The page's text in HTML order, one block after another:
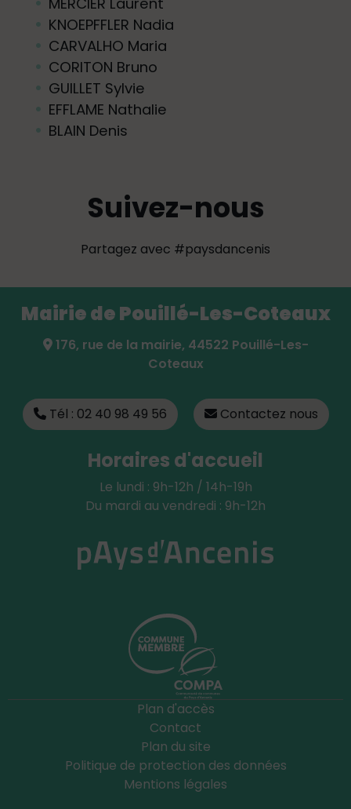
KNOEPFFLER Nadia
CARVALHO Maria
CORITON Bruno
GUILLET Sylvie
EFFLAME Nathalie
BLAIN Denis
Suivez-nous
Partagez avec #paysdancenis
Mairie de Pouillé-Les-Coteaux
176, rue de la mairie, 44522 Pouillé-Les-
Coteaux
Tél : 02 40 98 49 56 Contactez nous
Horaires d'accueil
Le lundi : 9h-12h / 14h-19h
Du mardi au vendredi : 9h-12h
Plan d'accès
Contact
Plan du site
Politique de protection des données
Mentions légales